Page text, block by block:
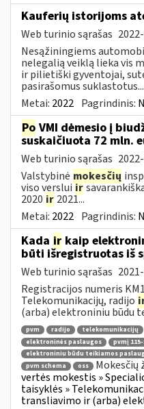
Kauferių istorijoms
Web turinio sąrašas
Nesąžiningiems
nelegalią veiklą lieka vis
ir pilietiški gyventojai,
pasirašomus suklastotus...
Metai: 2022 Pagrindinis:
Po VMI dėmesio į
suskaičiuota 72 mln.
Web turinio sąrašas
Valstybinė mokesčių
viso versluiir
2020 ir 2021...
Metai: 2022 Pagrindinis:
Kada ir kaip
būti išregistruotas iš
Web turinio sąrašas
Registracijos numeris
Telekomunikacijų, radijo
(arba) elektroniniu būdu
pvm radijo telekomunikacijų
elektroninės paslaugos
pvmį
elektroniniu būdu teikiamos
pvm schema
oss Mokesčių
vertės mokestis »
taisyklės »
transliavimo ir (arba)